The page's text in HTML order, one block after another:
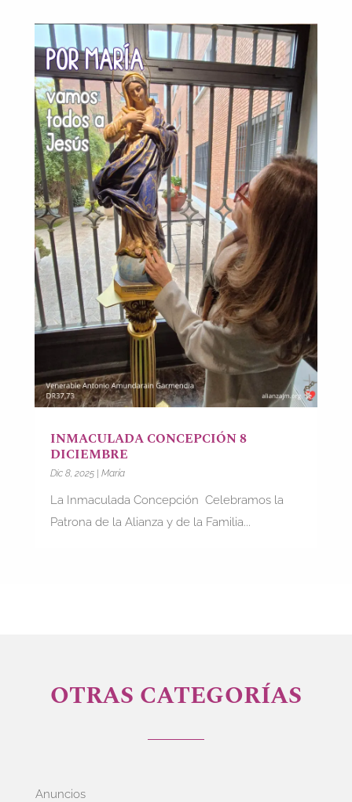
INMACULADA CONCEPCIÓN 8
DICIEMBRE
Dic 8, 2025| María
La Inmaculada Concepción Celebramos la
Patrona de la Alianza y de la Familia...
OTRAS CATEGORÍAS
Anuncios